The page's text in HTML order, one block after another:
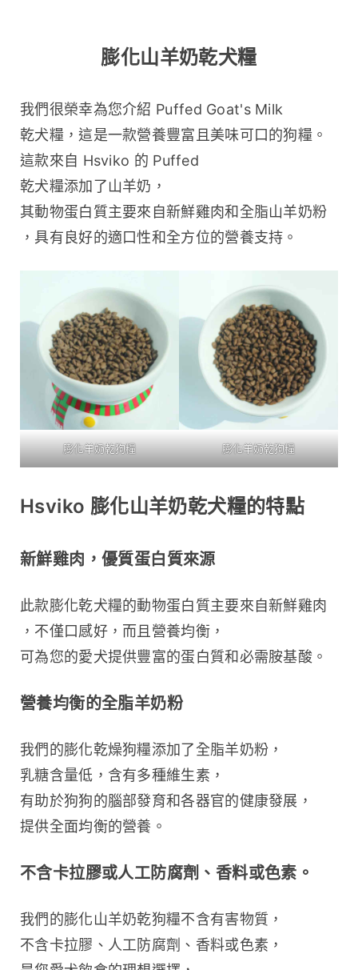
膨化山羊奶乾犬糧
我們很榮幸為您介紹 Puffed Goat's Milk
乾犬糧，這是一款營養豐富且美味可口的狗糧。
這款來自 Hsviko 的 Puffed
乾犬糧添加了山羊奶，
其動物蛋白質主要來自新鮮雞肉和全脂山羊奶粉
，具有良好的適口性和全方位的營養支持。
膨化羊奶乾狗糧 膨化羊奶乾狗糧
Hsviko 膨化山羊奶乾犬糧的特點
新鮮雞肉，優質蛋白質來源
此款膨化乾犬糧的動物蛋白質主要來自新鮮雞肉
，不僅口感好，而且營養均衡，
可為您的愛犬提供豐富的蛋白質和必需胺基酸。
營養均衡的全脂羊奶粉
我們的膨化乾燥狗糧添加了全脂羊奶粉，
乳糖含量低，含有多種維生素，
有助於狗狗的腦部發育和各器官的健康發展，
提供全面均衡的營養。
不含卡拉膠或人工防腐劑、香料或色素。
我們的膨化山羊奶乾狗糧不含有害物質，
不含卡拉膠、人工防腐劑、香料或色素，